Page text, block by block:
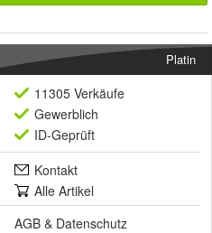
Platin
11305 Verkäufe
Gewerblich
ID-Geprüft
Kontakt
Alle Artikel
AGB & Datenschutz